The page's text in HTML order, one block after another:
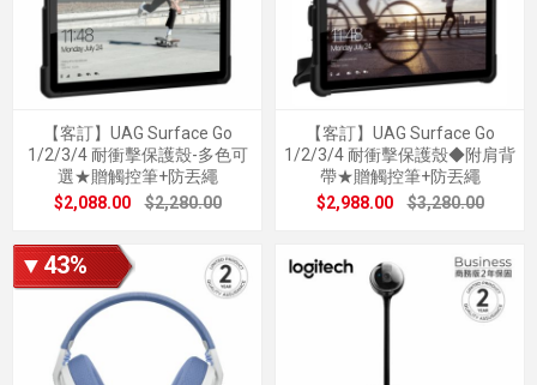
【客訂】UAG Surface Go
1/2/3/4 耐衝擊保護殼-多色可
選★贈觸控筆+防丟繩
$2,088.00
$2,280.00
【客訂】UAG Surface Go
1/2/3/4 耐衝擊保護殼◆附肩背
帶★贈觸控筆+防丟繩
$2,988.00
$3,280.00
▼43%